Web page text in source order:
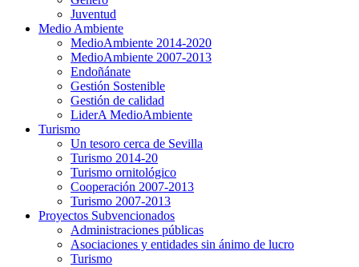
Juventud
Medio Ambiente
MedioAmbiente 2014-2020
MedioAmbiente 2007-2013
Endoñánate
Gestión Sostenible
Gestión de calidad
LiderA MedioAmbiente
Turismo
Un tesoro cerca de Sevilla
Turismo 2014-20
Turismo ornitológico
Cooperación 2007-2013
Turismo 2007-2013
Proyectos Subvencionados
Administraciones públicas
Asociaciones y entidades sin ánimo de lucro
Turismo